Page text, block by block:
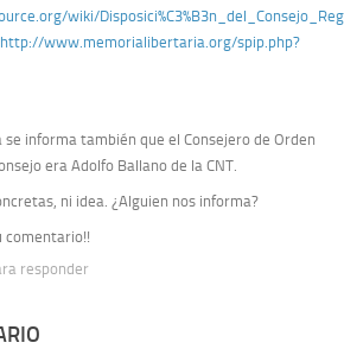
wiki/
http://www.memorialibertaria.org/spip.php?
se informa también que el Consejero de Orden
era Adolfo Ballano de la CNT.
ni idea. ¿Alguien nos informa?
comentario!!
responder